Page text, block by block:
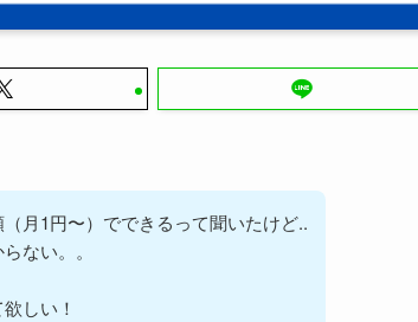
月1円〜）でできるって聞いたけど..
ない。。
しい！